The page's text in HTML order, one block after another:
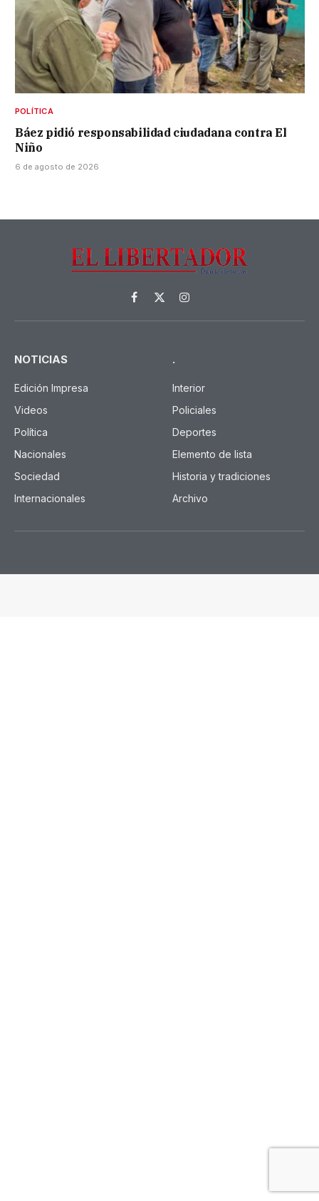
POLÍTICA
Báez pidió responsabilidad ciudadana contra El
Niño
6 de agosto de 2026
Facebook
X
(Twitter)
Instagram
NOTICIAS
Edición Impresa
Videos
Política
Nacionales
Sociedad
Internacionales
.
Interior
Policiales
Deportes
Elemento de lista
Historia y tradiciones
Archivo